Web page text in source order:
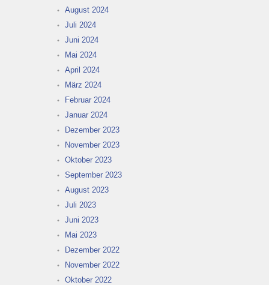
August 2024
Juli 2024
Juni 2024
Mai 2024
April 2024
März 2024
Februar 2024
Januar 2024
Dezember 2023
November 2023
Oktober 2023
September 2023
August 2023
Juli 2023
Juni 2023
Mai 2023
Dezember 2022
November 2022
Oktober 2022